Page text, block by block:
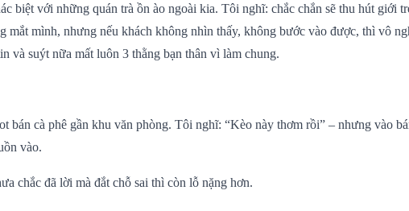
biệt với những quán trà ồn ào ngoài kia. Tôi nghĩ: chắc chắn sẽ thu hút giới
mình, nhưng nếu khách không nhìn thấy, không bước vào được, thì vô
và suýt nữa mất luôn 3 thằng bạn thân vì làm chung.
cà phê gần khu văn phòng. Tôi nghĩ: “Kèo này thơm rồi” – nhưng vào
vào.
chắc đã lời mà đắt chỗ sai thì còn lỗ nặng hơn.